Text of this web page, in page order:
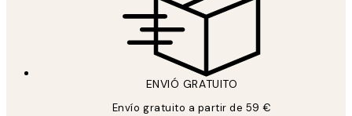
ENVIÓ GRATUITO
Envío gratuito a partir de 59 €